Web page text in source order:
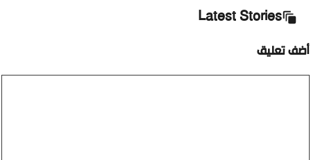
Latest Stories
أضف تعليق